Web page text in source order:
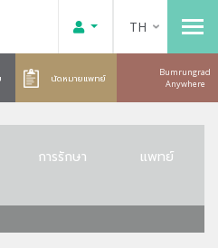
TH
นัดหมายแพทย์
Bumrungrad
Anywhere
การรักษา แพทย์